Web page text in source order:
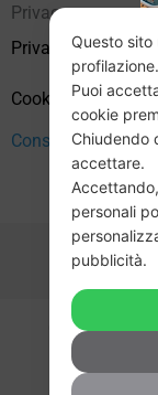
Privacy
Privacy Policy
Cookie Policy (UE)
Consenso
Copyright ©
Questo
profilazione.
Puoi
cookie
Chiudendo
accettare.
personali
pubblicità.